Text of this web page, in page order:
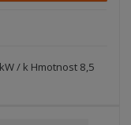
/ k Hmotnost 8,5